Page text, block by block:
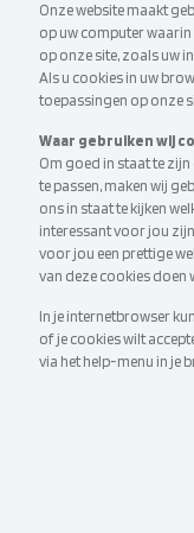
Onze website maakt
op uw computer
op onze site, zoals uw
Als u cookies in uw
toepassingen op onze
Waar gebruiken wij
Om goed in staat te zijn
te passen, maken wij
ons in staat te kijken
interessant voor jou
voor jou een prettige
van deze cookies doen
In je internetbrowser
of je cookies wilt
via het help-menu in je